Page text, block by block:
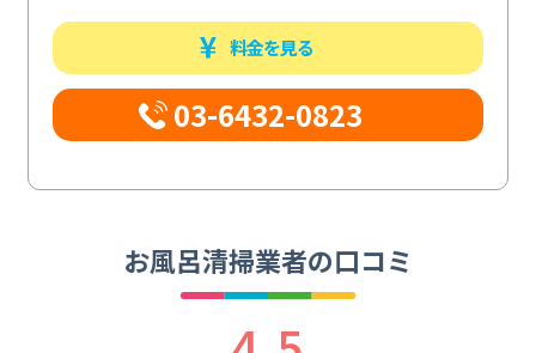
料金を見る
03-6432-0823
お風呂清掃業者の口コミ